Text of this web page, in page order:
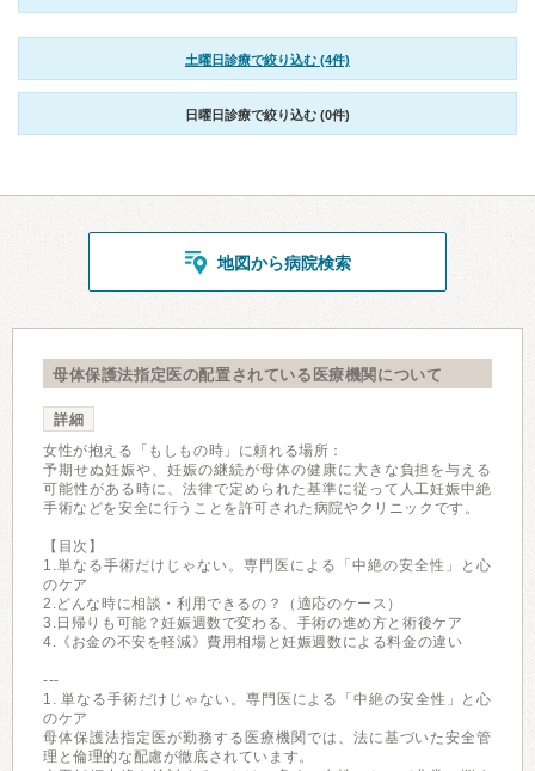
土曜日診療で絞り込む (4件)
日曜日診療で絞り込む (0件)
地図から病院検索
母体保護法指定医の配置されている医療機関について
詳細
女性が抱える「もしもの時」に頼れる場所：
予期せぬ妊娠や、妊娠の継続が母体の健康に大きな負担を与える
可能性がある時に、法律で定められた基準に従って人工妊娠中絶
手術などを安全に行うことを許可された病院やクリニックです。
【目次】
1.単なる手術だけじゃない。専門医による「中絶の安全性」と心
のケア
2.どんな時に相談・利用できるの？（適応のケース）
3.日帰りも可能？妊娠週数で変わる、手術の進め方と術後ケア
4.《お金の不安を軽減》費用相場と妊娠週数による料金の違い
---
1. 単なる手術だけじゃない。専門医による「中絶の安全性」と心
のケア
母体保護法指定医が勤務する医療機関では、法に基づいた安全管
理と倫理的な配慮が徹底されています。